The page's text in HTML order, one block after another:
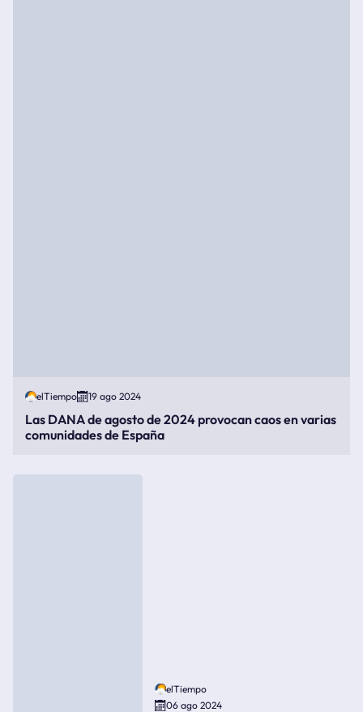
elTiempo 19 ago 2024
Las DANA de agosto de 2024 provocan caos en varias
comunidades de España
elTiempo
06 ago 2024